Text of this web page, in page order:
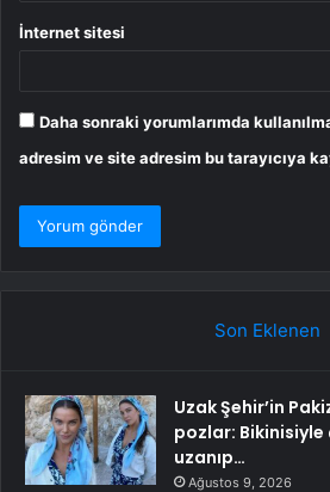
İnternet sitesi
Daha sonraki yorumlarımda
adresim ve site adresim bu tarayıcıya
Son Eklenen
Uzak Şehir’in
pozlar:
uzanıp…
Ağustos 9, 2026